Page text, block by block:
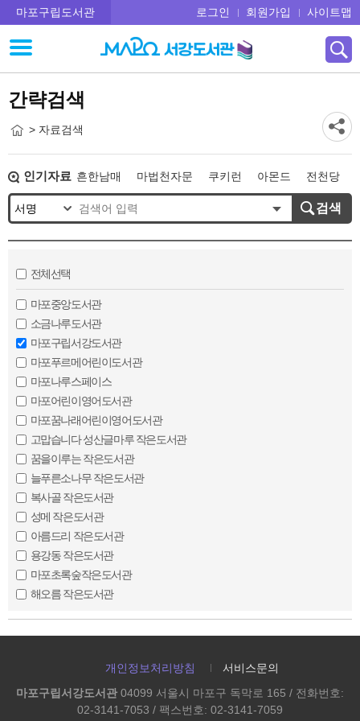
마포구립도서관 로그인 회원가입 사이트맵
간략검색
> 자료검색
인기자료 흔한남매 마법천자문 쿠키런 아몬드
전천당
히가시노게이고
오디세이
검색
전체선택
마포중앙도서관
소금나루도서관
마포구립서강도서관
마포푸르메어린이도서관
마포나루스페이스
마포어린이영어도서관
마포꿈나래어린이영어도서관
고맙습니다 성산글마루 작은도서관
꿈을이루는 작은도서관
늘푸른소나무 작은도서관
복사골 작은도서관
성메 작은도서관
아름드리 작은도서관
용강동 작은도서관
마포초록숲작은도서관
해오름 작은도서관
개인정보처리방침
서비스문의
마포구립서강도서관 04099 서울시 마포구 독막로 165 / 전화번호:
02-3141-7053 / 팩스번호: 02-3141-7059